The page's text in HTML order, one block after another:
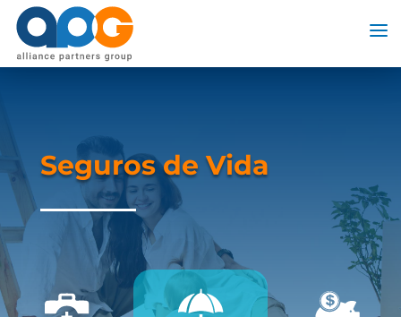
Seguros de Vida